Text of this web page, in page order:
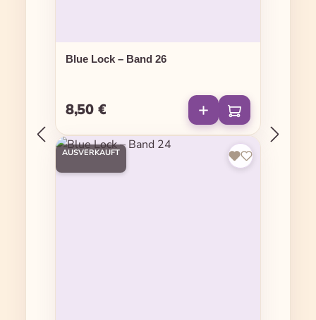
Blue Lock – Band 26
Regulärer Preis:
8,50 €
AUSVERKAUFT